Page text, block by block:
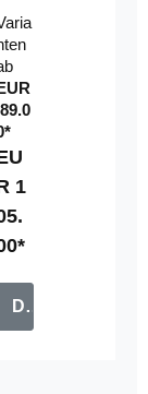
be
89.0
1
Details